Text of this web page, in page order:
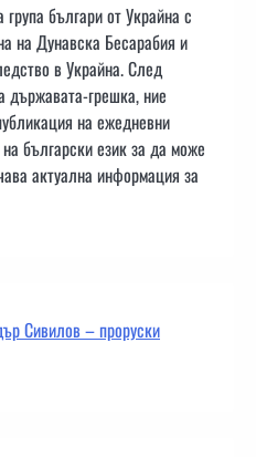
българи от Украйна с
на Дунавска Бесарабия и
в Украйна. След
държавата-грешка, ние
на ежедневни
български език за да може
актуална информация за
Сивилов – проруски